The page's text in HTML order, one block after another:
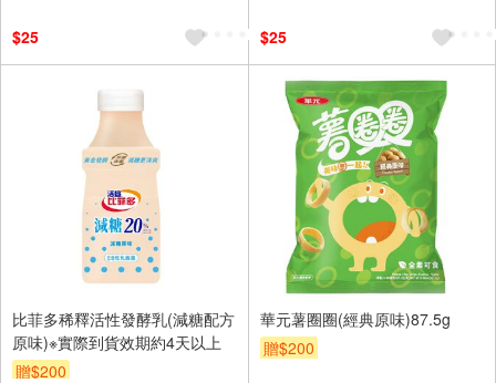
$25
$25
比菲多稀釋活性發酵乳(減糖配方
原味)※實際到貨效期約4天以上
贈$200
華元薯圈圈(經典原味)87.5g
贈$200